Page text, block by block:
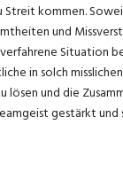
Streit kommen.
und
Situation
in solch
und die
gestärkt und